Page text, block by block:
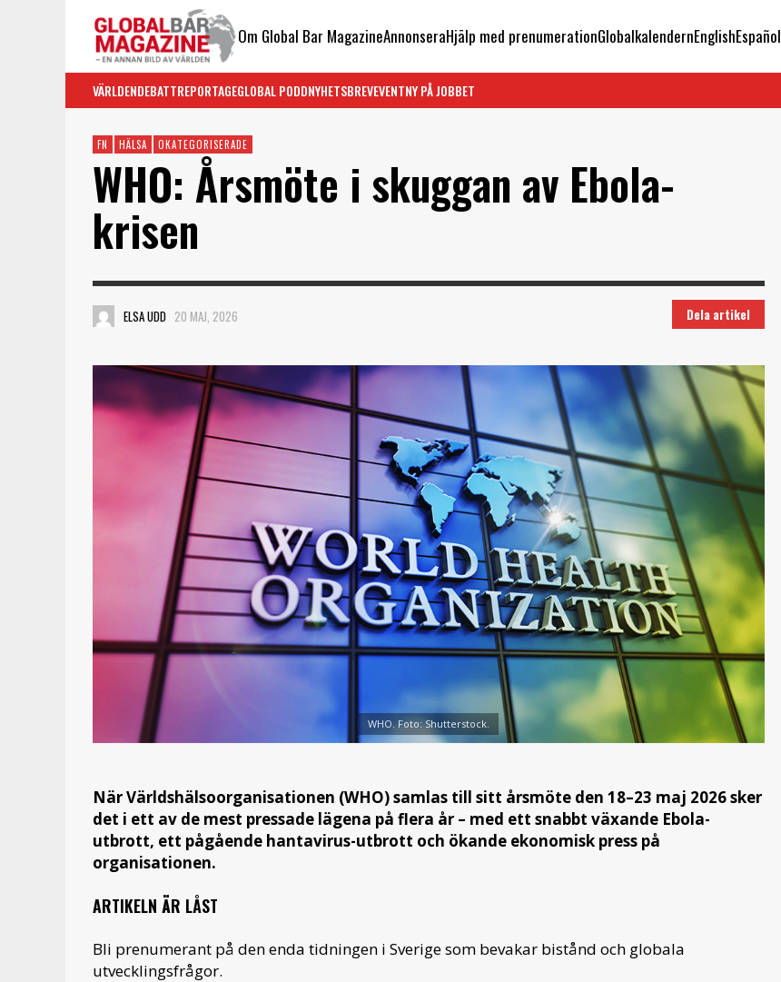
Om Global Bar MagazineAnnonseraHjälp med prenumerationGlobalkalendernEnglishEspañol
VÄRLDENDEBATTREPORTAGEGLOBAL PODDNYHETSBREVEVENTNY PÅ JOBBET
FN HÄLSA OKATEGORISERADE
WHO: Årsmöte i skuggan av Ebola-
krisen
ELSA UDD 20 MAJ, 2026 Dela artikel
WHO. Foto: Shutterstock.
När Världshälsoorganisationen (WHO) samlas till sitt årsmöte den 18–23 maj 2026 sker
det i ett av de mest pressade lägena på flera år – med ett snabbt växande Ebola-
utbrott, ett pågående hantavirus-utbrott och ökande ekonomisk press på
organisationen.
ARTIKELN ÄR LÅST
Bli prenumerant på den enda tidningen i Sverige som bevakar bistånd och globala
utvecklingsfrågor.